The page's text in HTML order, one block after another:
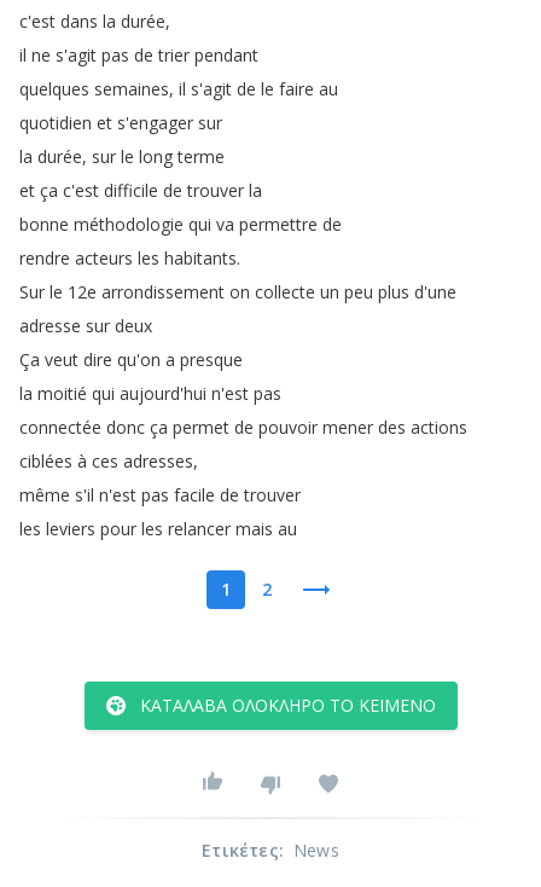
c'est dans la durée,
il ne s'agit pas de trier pendant
quelques semaines, il s'agit de le faire au
quotidien et s'engager sur
la durée, sur le long terme
et ça c'est difficile de trouver la
bonne méthodologie qui va permettre de
rendre acteurs les habitants.
Sur le 12e arrondissement on collecte un peu plus d'une
adresse sur deux
Ça veut dire qu'on a presque
la moitié qui aujourd'hui n'est pas
connectée donc ça permet de pouvoir mener des actions
ciblées à ces adresses,
même s'il n'est pas facile de trouver
les leviers pour les relancer mais au
1 2
ΚΑΤΆΛΑΒΑ ΟΛΌΚΛΗΡΟ ΤΟ ΚΕΊΜΕΝΟ
Ετικέτες: News